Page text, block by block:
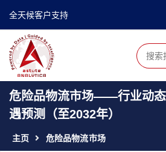
全天候客户支持
危险品物流市场——行业动
遇预测（至2032年）
主页 危险品物流市场